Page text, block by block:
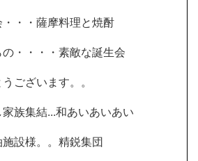
・・薩摩料理と焼酎
・・・・素敵な誕生会
ございます。。
族集結...和あいあいあい
設様。。精鋭集団